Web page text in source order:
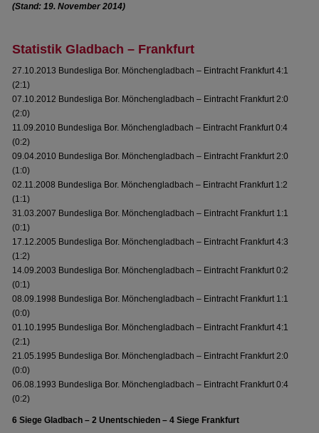
(Stand: 19. November 2014)
Statistik Gladbach – Frankfurt
27.10.2013 Bundesliga Bor. Mönchengladbach – Eintracht Frankfurt 4:1
(2:1)
07.10.2012 Bundesliga Bor. Mönchengladbach – Eintracht Frankfurt 2:0
(2:0)
11.09.2010 Bundesliga Bor. Mönchengladbach – Eintracht Frankfurt 0:4
(0:2)
09.04.2010 Bundesliga Bor. Mönchengladbach – Eintracht Frankfurt 2:0
(1:0)
02.11.2008 Bundesliga Bor. Mönchengladbach – Eintracht Frankfurt 1:2
(1:1)
31.03.2007 Bundesliga Bor. Mönchengladbach – Eintracht Frankfurt 1:1
(0:1)
17.12.2005 Bundesliga Bor. Mönchengladbach – Eintracht Frankfurt 4:3
(1:2)
14.09.2003 Bundesliga Bor. Mönchengladbach – Eintracht Frankfurt 0:2
(0:1)
08.09.1998 Bundesliga Bor. Mönchengladbach – Eintracht Frankfurt 1:1
(0:0)
01.10.1995 Bundesliga Bor. Mönchengladbach – Eintracht Frankfurt 4:1
(2:1)
21.05.1995 Bundesliga Bor. Mönchengladbach – Eintracht Frankfurt 2:0
(0:0)
06.08.1993 Bundesliga Bor. Mönchengladbach – Eintracht Frankfurt 0:4
(0:2)
6 Siege Gladbach – 2 Unentschieden – 4 Siege Frankfurt